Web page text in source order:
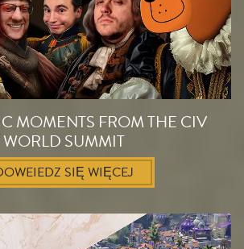
MOMENTS FROM THE CIV
WORLD SUMMIT
SIĘ WIĘCEJ